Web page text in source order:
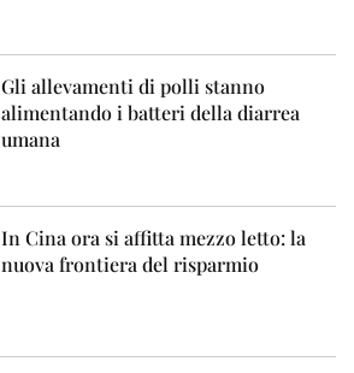
Gli allevamenti di polli stanno
alimentando i batteri della diarrea
umana
In Cina ora si affitta mezzo letto: la
nuova frontiera del risparmio